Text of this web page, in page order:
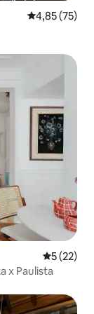
4,85 de uma
4,85 (75)
5 de uma
5 (22)
x Paulista